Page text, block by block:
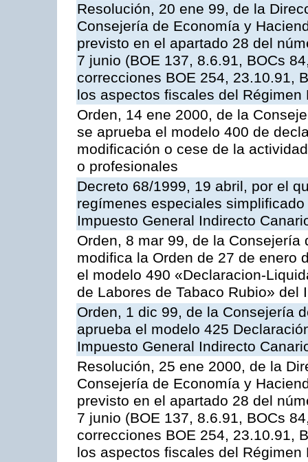
Resolución, 20 ene 99, de la
Consejería de Economía y
previsto en el apartado 28 del
7 junio (BOE 137, 8.6.91, BOCs
correcciones BOE 254, 23.10.91,
los aspectos fiscales del
Orden, 14 ene 2000, de la
se aprueba el modelo 400 de
modificación o cese de la
o profesionales
Decreto 68/1999, 19 abril, por el
regímenes especiales
Impuesto General Indirecto
Orden, 8 mar 99, de la
modifica la Orden de 27 de enero
el modelo 490 «Declaracion-
de Labores de Tabaco Rubio» del
Orden, 1 dic 99, de la Consejería
aprueba el modelo 425
Impuesto General Indirecto
Resolución, 25 ene 2000, de la
Consejería de Economía y
previsto en el apartado 28 del
7 junio (BOE 137, 8.6.91, BOCs
correcciones BOE 254, 23.10.91,
los aspectos fiscales del